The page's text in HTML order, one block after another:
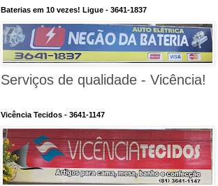
Baterias em 10 vezes! Ligue - 3641-1837
Serviços de qualidade - Vicência!
Vicência Tecidos - 3641-1147